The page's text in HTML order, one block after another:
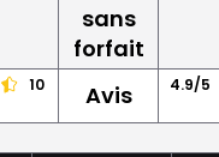
sans
forfait
10
Avis 4.9/5